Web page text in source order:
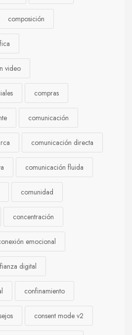
composición
video
compras
comunicación
comunicación directa
comunicación fluida
comunidad
concentración
emocional
digital
confinamiento
consent mode v2